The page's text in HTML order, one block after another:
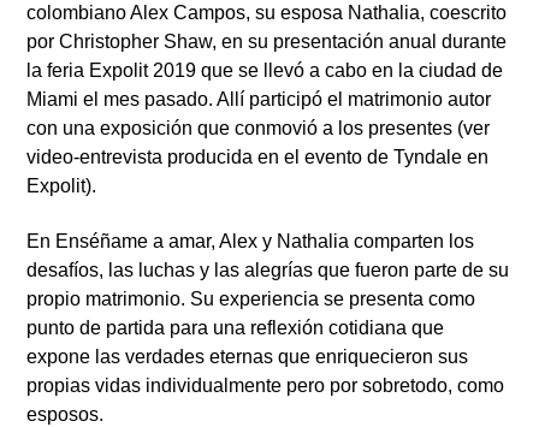
colombiano Alex Campos, su esposa Nathalia, coescrito
por Christopher Shaw, en su presentación anual durante
la feria Expolit 2019 que se llevó a cabo en la ciudad de
Miami el mes pasado. Allí participó el matrimonio autor
con una exposición que conmovió a los presentes (ver
video-entrevista producida en el evento de Tyndale en
Expolit).
En Enséñame a amar, Alex y Nathalia comparten los
desafíos, las luchas y las alegrías que fueron parte de su
propio matrimonio. Su experiencia se presenta como
punto de partida para una reflexión cotidiana que
expone las verdades eternas que enriquecieron sus
propias vidas individualmente pero por sobretodo, como
esposos.